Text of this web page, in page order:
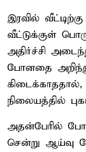
இரவில் வீட்டிற்கு
வீட்டுக்குள்
அதிர்ச்சி
போனதை அறிந்து
நிலையத்தில்
அதன்பேரில்
சென்று ஆய்வு